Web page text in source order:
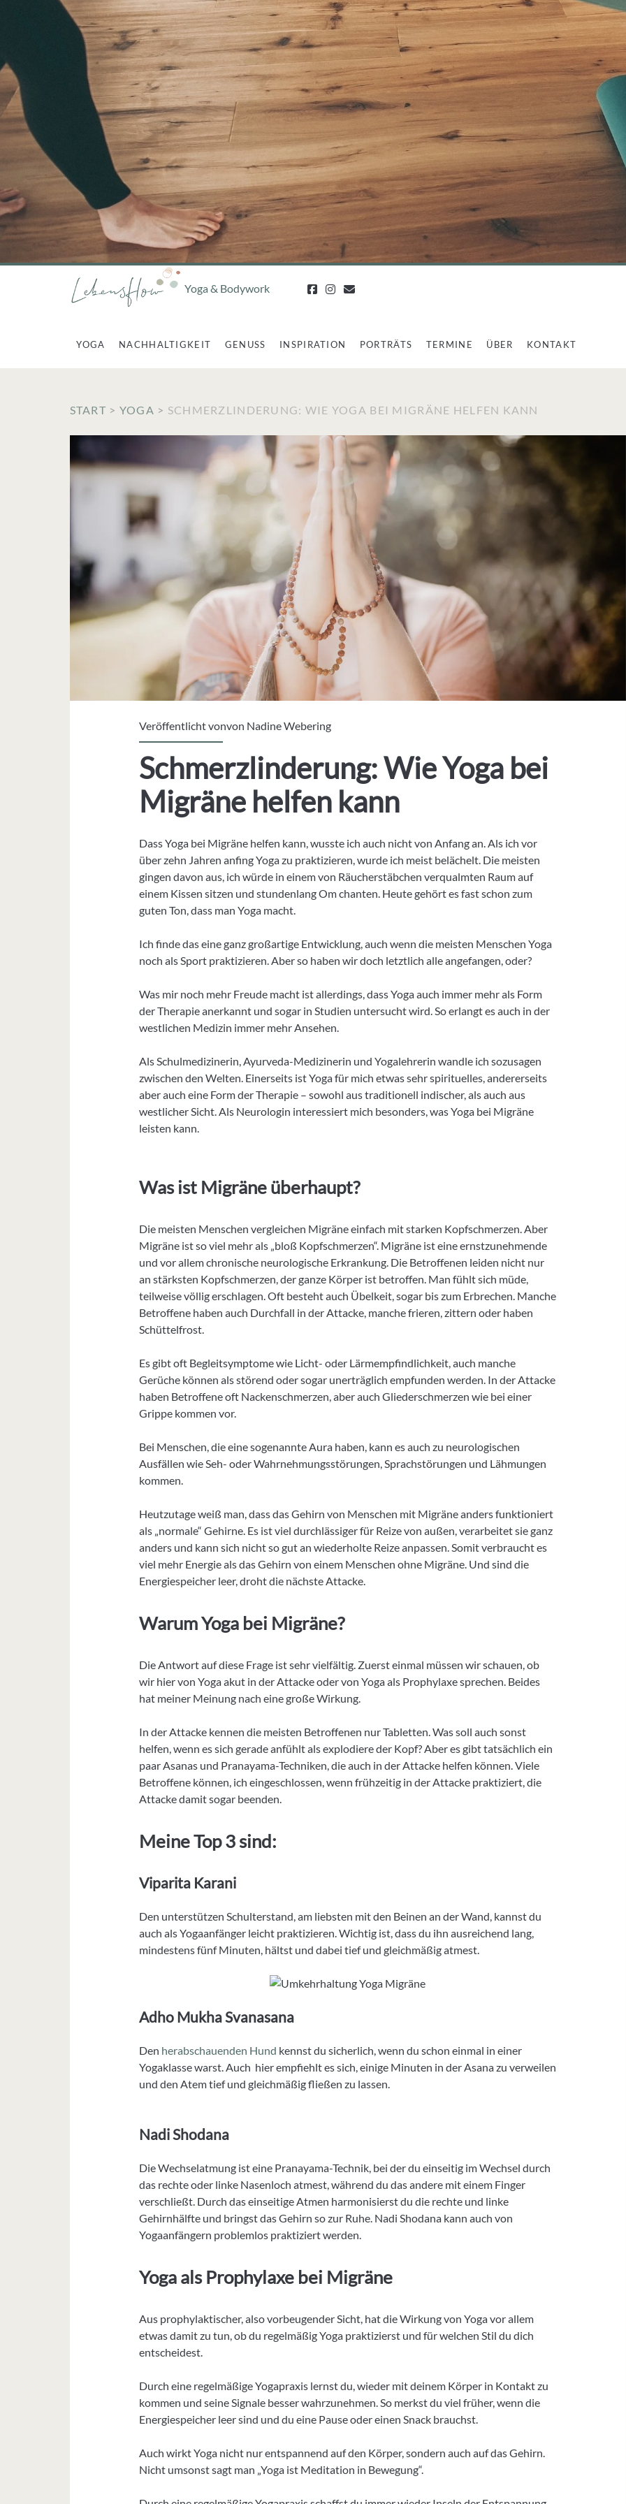
Yoga & Bodywork
YOGA NACHHALTIGKEIT GENUSS INSPIRATION PORTRÄTS TERMINE ÜBER KONTAKT
facebookinstagraminfo@lebensflow.de
START > YOGA > SCHMERZLINDERUNG: WIE YOGA BEI MIGRÄNE HELFEN KANN
Veröffentlicht vonvon Nadine Webering
Schmerzlinderung: Wie Yoga bei
Migräne helfen kann
Dass Yoga bei Migräne helfen kann, wusste ich auch nicht von Anfang an. Als ich vor
über zehn Jahren anfing Yoga zu praktizieren, wurde ich meist belächelt. Die meisten
gingen davon aus, ich würde in einem von Räucherstäbchen verqualmten Raum auf
einem Kissen sitzen und stundenlang Om chanten. Heute gehört es fast schon zum
guten Ton, dass man Yoga macht.
Ich finde das eine ganz großartige Entwicklung, auch wenn die meisten Menschen Yoga
noch als Sport praktizieren. Aber so haben wir doch letztlich alle angefangen, oder?
Was mir noch mehr Freude macht ist allerdings, dass Yoga auch immer mehr als Form
der Therapie anerkannt und sogar in Studien untersucht wird. So erlangt es auch in der
westlichen Medizin immer mehr Ansehen.
Als Schulmedizinerin, Ayurveda-Medizinerin und Yogalehrerin wandle ich sozusagen
zwischen den Welten. Einerseits ist Yoga für mich etwas sehr spirituelles, andererseits
aber auch eine Form der Therapie – sowohl aus traditionell indischer, als auch aus
westlicher Sicht. Als Neurologin interessiert mich besonders, was Yoga bei Migräne
leisten kann.
Was ist Migräne überhaupt?
Die meisten Menschen vergleichen Migräne einfach mit starken Kopfschmerzen. Aber
Migräne ist so viel mehr als „bloß Kopfschmerzen“. Migräne ist eine ernstzunehmende
und vor allem chronische neurologische Erkrankung. Die Betroffenen leiden nicht nur
an stärksten Kopfschmerzen, der ganze Körper ist betroffen. Man fühlt sich müde,
teilweise völlig erschlagen. Oft besteht auch Übelkeit, sogar bis zum Erbrechen. Manche
Betroffene haben auch Durchfall in der Attacke, manche frieren, zittern oder haben
Schüttelfrost.
Es gibt oft Begleitsymptome wie Licht- oder Lärmempfindlichkeit, auch manche
Gerüche können als störend oder sogar unerträglich empfunden werden. In der Attacke
haben Betroffene oft Nackenschmerzen, aber auch Gliederschmerzen wie bei einer
Grippe kommen vor.
Bei Menschen, die eine sogenannte Aura haben, kann es auch zu neurologischen
Ausfällen wie Seh- oder Wahrnehmungsstörungen, Sprachstörungen und Lähmungen
kommen.
Heutzutage weiß man, dass das Gehirn von Menschen mit Migräne anders funktioniert
als „normale“ Gehirne. Es ist viel durchlässiger für Reize von außen, verarbeitet sie ganz
anders und kann sich nicht so gut an wiederholte Reize anpassen. Somit verbraucht es
viel mehr Energie als das Gehirn von einem Menschen ohne Migräne. Und sind die
Energiespeicher leer, droht die nächste Attacke.
Warum Yoga bei Migräne?
Die Antwort auf diese Frage ist sehr vielfältig. Zuerst einmal müssen wir schauen, ob
wir hier von Yoga akut in der Attacke oder von Yoga als Prophylaxe sprechen. Beides
hat meiner Meinung nach eine große Wirkung.
In der Attacke kennen die meisten Betroffenen nur Tabletten. Was soll auch sonst
helfen, wenn es sich gerade anfühlt als explodiere der Kopf? Aber es gibt tatsächlich ein
paar Asanas und Pranayama-Techniken, die auch in der Attacke helfen können. Viele
Betroffene können, ich eingeschlossen, wenn frühzeitig in der Attacke praktiziert, die
Attacke damit sogar beenden.
Meine Top 3 sind:
Viparita Karani
Den unterstützen Schulterstand, am liebsten mit den Beinen an der Wand, kannst du
auch als Yogaanfänger leicht praktizieren. Wichtig ist, dass du ihn ausreichend lang,
mindestens fünf Minuten, hältst und dabei tief und gleichmäßig atmest.
Adho Mukha Svanasana
Den herabschauenden Hund kennst du sicherlich, wenn du schon einmal in einer
Yogaklasse warst. Auch hier empfiehlt es sich, einige Minuten in der Asana zu verweilen
und den Atem tief und gleichmäßig fließen zu lassen.
Nadi Shodana
Die Wechselatmung ist eine Pranayama-Technik, bei der du einseitig im Wechsel durch
das rechte oder linke Nasenloch atmest, während du das andere mit einem Finger
verschließt. Durch das einseitige Atmen harmonisierst du die rechte und linke
Gehirnhälfte und bringst das Gehirn so zur Ruhe. Nadi Shodana kann auch von
Yogaanfängern problemlos praktiziert werden.
Yoga als Prophylaxe bei Migräne
Aus prophylaktischer, also vorbeugender Sicht, hat die Wirkung von Yoga vor allem
etwas damit zu tun, ob du regelmäßig Yoga praktizierst und für welchen Stil du dich
entscheidest.
Durch eine regelmäßige Yogapraxis lernst du, wieder mit deinem Körper in Kontakt zu
kommen und seine Signale besser wahrzunehmen. So merkst du viel früher, wenn die
Energiespeicher leer sind und du eine Pause oder einen Snack brauchst.
Auch wirkt Yoga nicht nur entspannend auf den Körper, sondern auch auf das Gehirn.
Nicht umsonst sagt man „Yoga ist Meditation in Bewegung“.